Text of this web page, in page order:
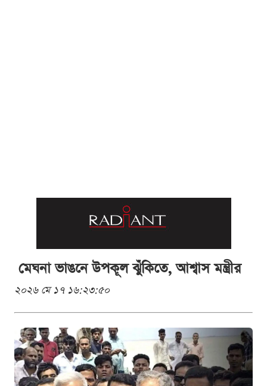
মেঘনা ভাঙনে উপকূল ঝুঁকিতে, আশ্বাস মন্ত্রীর
২০২৬ মে ১৭ ১৬:২৩:৫০